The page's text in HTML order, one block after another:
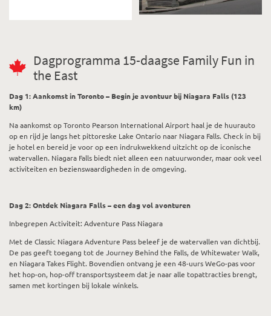
Dagprogramma 15-daagse Family Fun in
the East
Dag 1: Aankomst in Toronto – Begin je avontuur bij Niagara Falls (123
km)
Na aankomst op Toronto Pearson International Airport haal je de huurauto
op en rijd je langs het pittoreske Lake Ontario naar Niagara Falls. Check in bij
je hotel en bereid je voor op een indrukwekkend uitzicht op de iconische
watervallen. Niagara Falls biedt niet alleen een natuurwonder, maar ook veel
activiteiten en bezienswaardigheden in de omgeving.
Dag 2: Ontdek Niagara Falls – een dag vol avonturen
Inbegrepen Activiteit: Adventure Pass Niagara
Met de Classic Niagara Adventure Pass beleef je de watervallen van dichtbij.
De pas geeft toegang tot de Journey Behind the Falls, de Whitewater Walk,
en Niagara Takes Flight. Bovendien ontvang je een 48-uurs WeGo-pas voor
het hop-on, hop-off transportsysteem dat je naar alle topattracties brengt,
samen met kortingen bij lokale winkels.